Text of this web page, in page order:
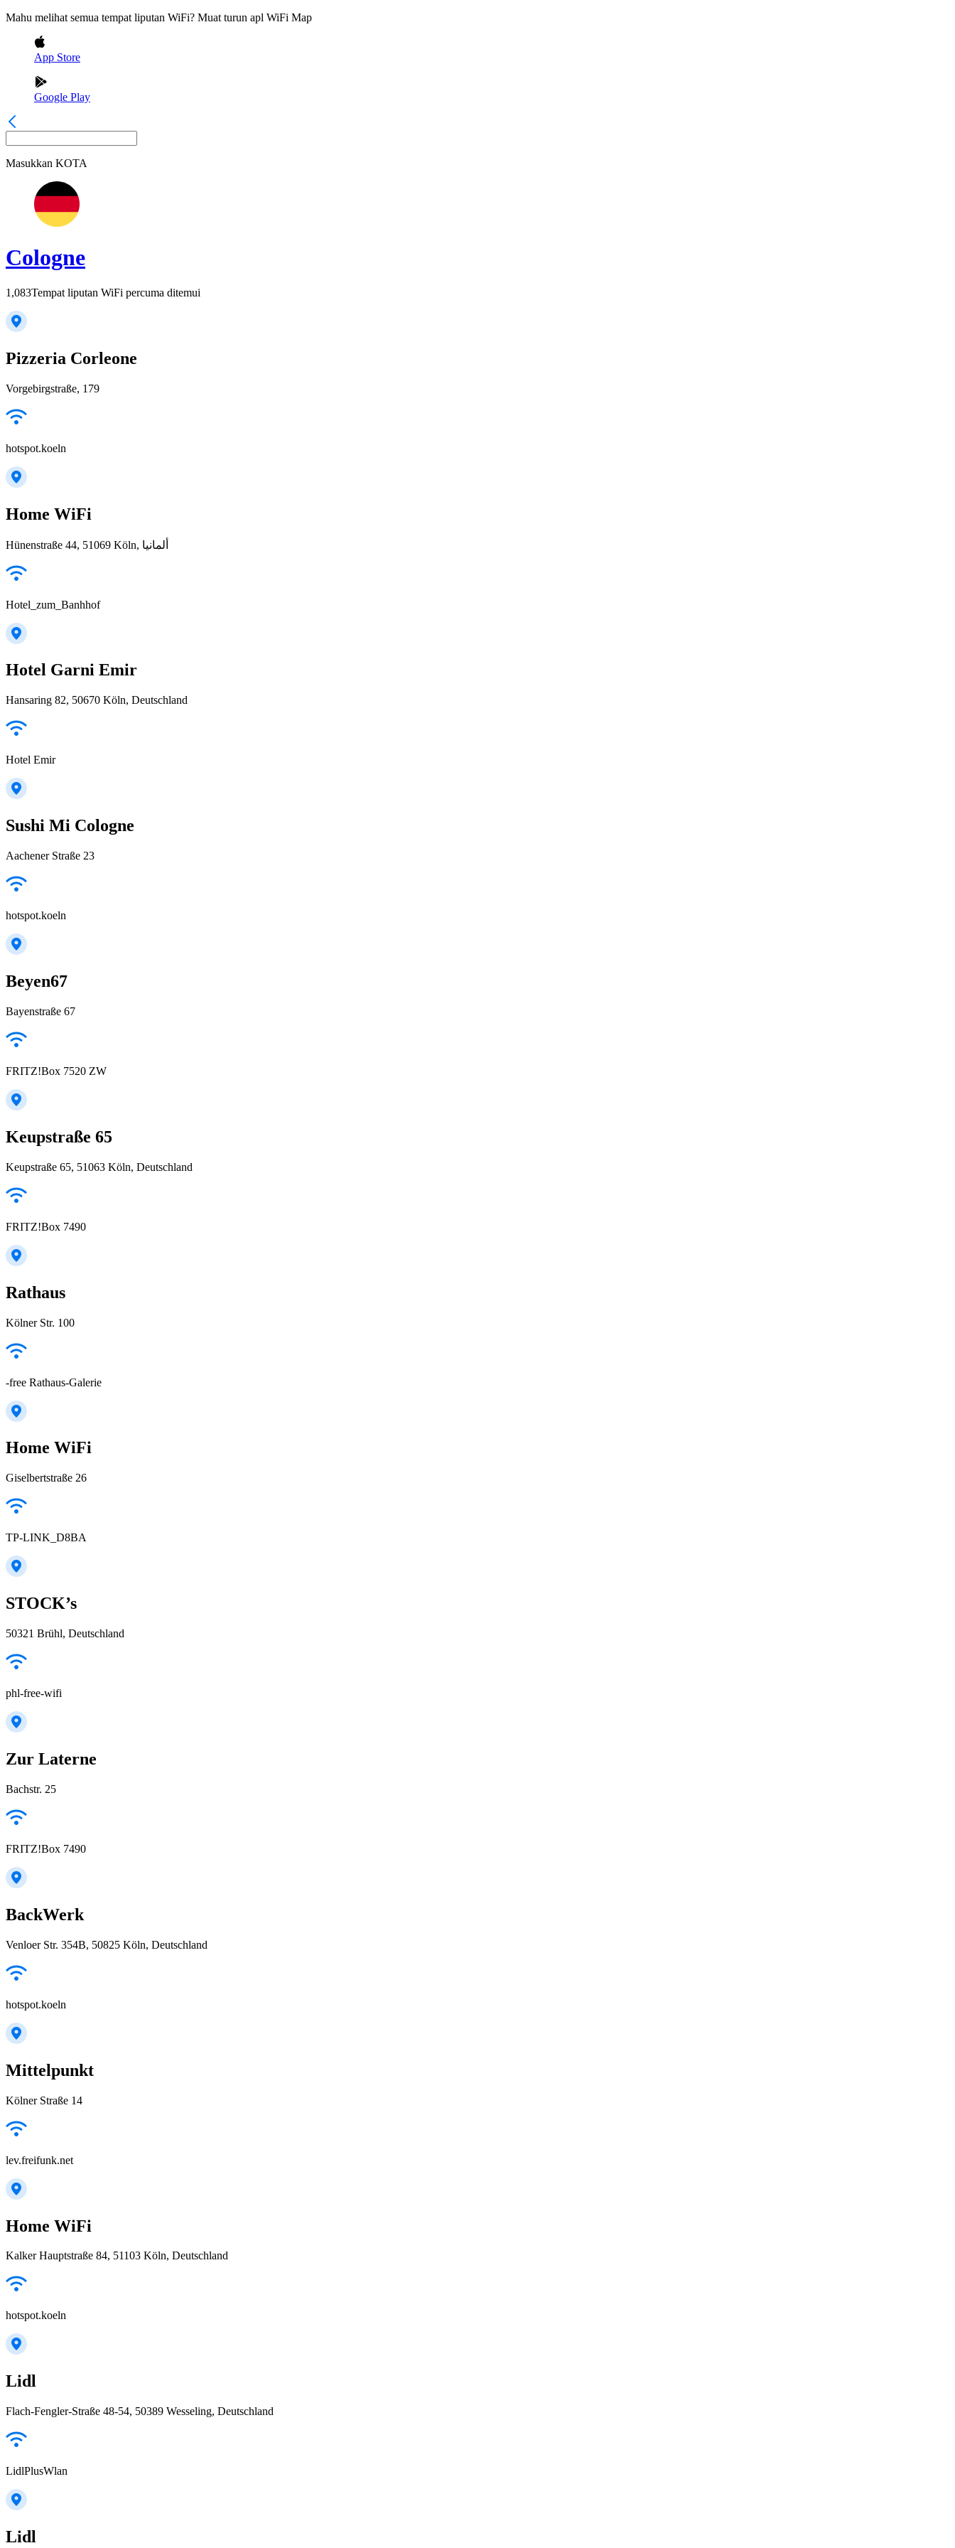
Mahu melihat semua tempat liputan WiFi? Muat turun apl WiFi Map
App Store
Google Play
Masukkan KOTA
Cologne
1,083Tempat liputan WiFi percuma ditemui
Pizzeria Corleone
Vorgebirgstraße, 179
hotspot.koeln
Home WiFi
Hünenstraße 44, 51069 Köln, ألمانيا
Hotel_zum_Banhhof
Hotel Garni Emir
Hansaring 82, 50670 Köln, Deutschland
Hotel Emir
Sushi Mi Cologne
Aachener Straße 23
hotspot.koeln
Beyen67
Bayenstraße 67
FRITZ!Box 7520 ZW
Keupstraße 65
Keupstraße 65, 51063 Köln, Deutschland
FRITZ!Box 7490
Rathaus
Kölner Str. 100
-free Rathaus-Galerie
Home WiFi
Giselbertstraße 26
TP-LINK_D8BA
STOCK’s
50321 Brühl, Deutschland
phl-free-wifi
Zur Laterne
Bachstr. 25
FRITZ!Box 7490
BackWerk
Venloer Str. 354B, 50825 Köln, Deutschland
hotspot.koeln
Mittelpunkt
Kölner Straße 14
lev.freifunk.net
Home WiFi
Kalker Hauptstraße 84, 51103 Köln, Deutschland
hotspot.koeln
Lidl
Flach-Fengler-Straße 48-54, 50389 Wesseling, Deutschland
LidlPlusWlan
Lidl